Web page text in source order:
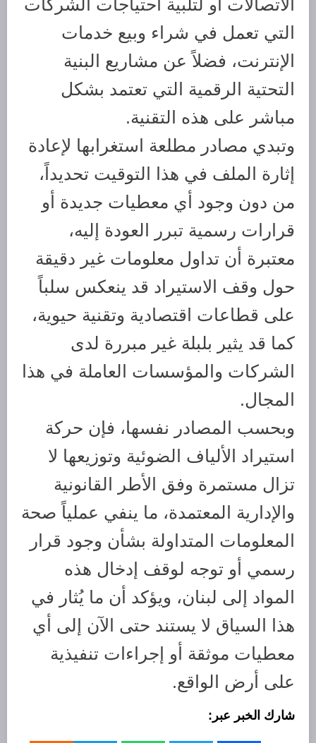
الاتصالات أو لتلبية احتياجات الشركات
التي تعمل في شراء وبيع خدمات
الإنترنت، فضلاً عن مشاريع البنية
التحتية الرقمية التي تعتمد بشكل
مباشر على هذه التقنية.
وتبدي مصادر مطلعة استغرابها لإعادة
إثارة الملف في هذا التوقيت تحديداً،
من دون وجود أي معطيات جديدة أو
قرارات رسمية تبرر العودة إليه،
معتبرة أن تداول معلومات غير دقيقة
حول وقف الاستيراد قد ينعكس سلباً
على قطاعات اقتصادية وتقنية حيوية،
كما قد يثير بلبلة غير مبررة لدى
الشركات والمؤسسات العاملة في هذا
المجال.
وبحسب المصادر نفسها، فإن حركة
استيراد الألياف الضوئية وتوزيعها لا
تزال مستمرة وفق الأطر القانونية
والإدارية المعتمدة، ما ينفي عملياً صحة
المعلومات المتداولة بشأن وجود قرار
رسمي أو توجه لوقف إدخال هذه
المواد إلى لبنان، ويؤكد أن ما يُثار في
هذا السياق لا يستند حتى الآن إلى أي
معطيات موثقة أو إجراءات تنفيذية
على أرض الواقع.